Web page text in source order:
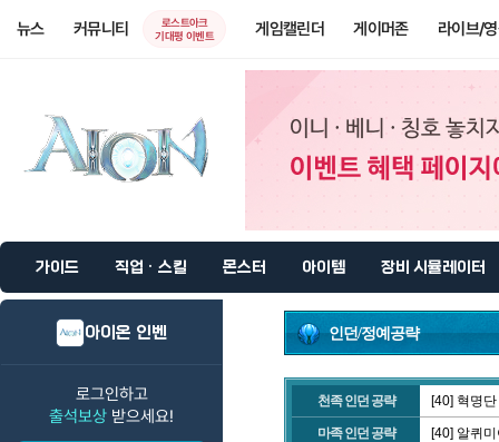
뉴스 커뮤니티
로스트아크
기대평 이벤트
게임캘린더 게이머존 라이브/
가이드 직업 · 스킬 몬스터 아이템 장비 시뮬레이터
아이온 인벤
로그인하고
출석보상 받으세요!
인던/정예공략
천족 인던 공략 [40] 혁명
마족 인던 공략 [40] 알퀴